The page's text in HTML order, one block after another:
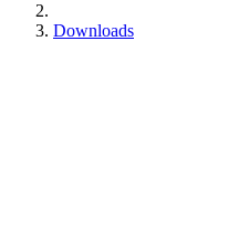
Downloads